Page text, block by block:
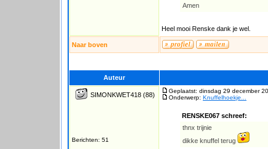
Amen
Heel mooi Renske dank je wel.
Naar boven
Auteur
SIMONKWET418 (88)
Berichten: 51
Geplaatst: dinsdag 29 december
Onderwerp: Knuffelhoekje...
RENSKE067 schreef:
thnx trijnie
dikke knuffel terug